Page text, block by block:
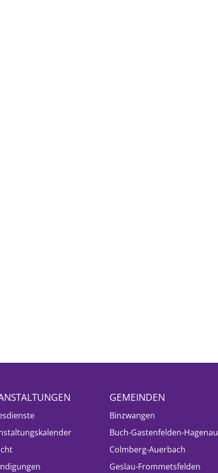
GEMEINDEN
Binzwangen
Buch-Gastenfelden-Hagenau
Colmberg-Auerbach
Geslau-Frommetsfelden